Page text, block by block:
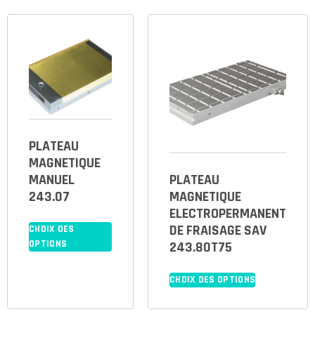
PLATEAU
MAGNETIQUE
MANUEL
243.07
CHOIX DES
OPTIONS
PLATEAU
MAGNETIQUE
ELECTROPERMANENT
DE FRAISAGE SAV
243.80T75
CHOIX DES OPTIONS